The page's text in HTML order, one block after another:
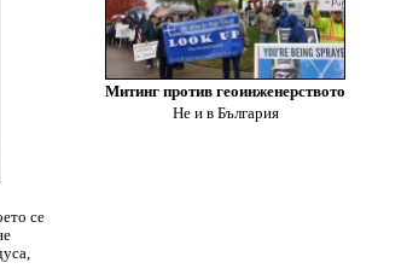
се
Митинг против геоинженерството
Не и в България